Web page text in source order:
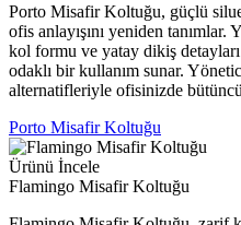
Porto Misafir Koltuğu, güçlü
ofis anlayışını yeniden tanımlar.
kol formu ve yatay dikiş
odaklı bir kullanım sunar.
alternatifleriyle ofisinizde
Porto Misafir Koltuğu
Ürünü İncele
Flamingo Misafir Koltuğu